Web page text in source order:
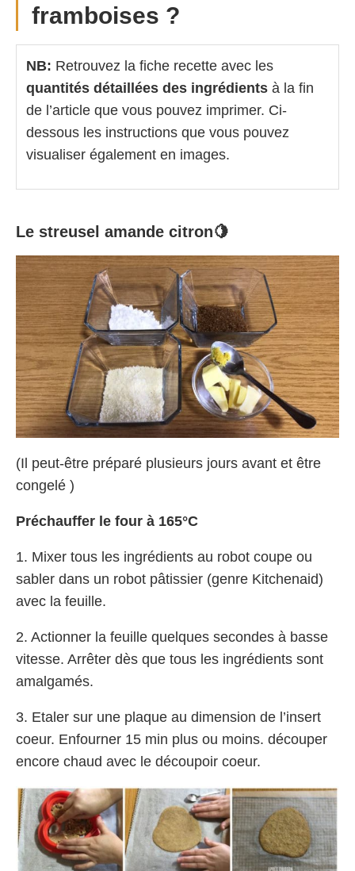
framboises ?
NB: Retrouvez la fiche recette avec les
quantités détaillées des ingrédients à la fin
de l’article que vous pouvez imprimer. Ci-
dessous les instructions que vous pouvez
visualiser également en images.
Le streusel amande citron🍋
(Il peut-être préparé plusieurs jours avant et être
congelé )
Préchauffer le four à 165°C
1. Mixer tous les ingrédients au robot coupe ou
sabler dans un robot pâtissier (genre Kitchenaid)
avec la feuille.
2. Actionner la feuille quelques secondes à basse
vitesse. Arrêter dès que tous les ingrédients sont
amalgamés.
3. Etaler sur une plaque au dimension de l’insert
coeur. Enfourner 15 min plus ou moins. découper
encore chaud avec le découpoir coeur.